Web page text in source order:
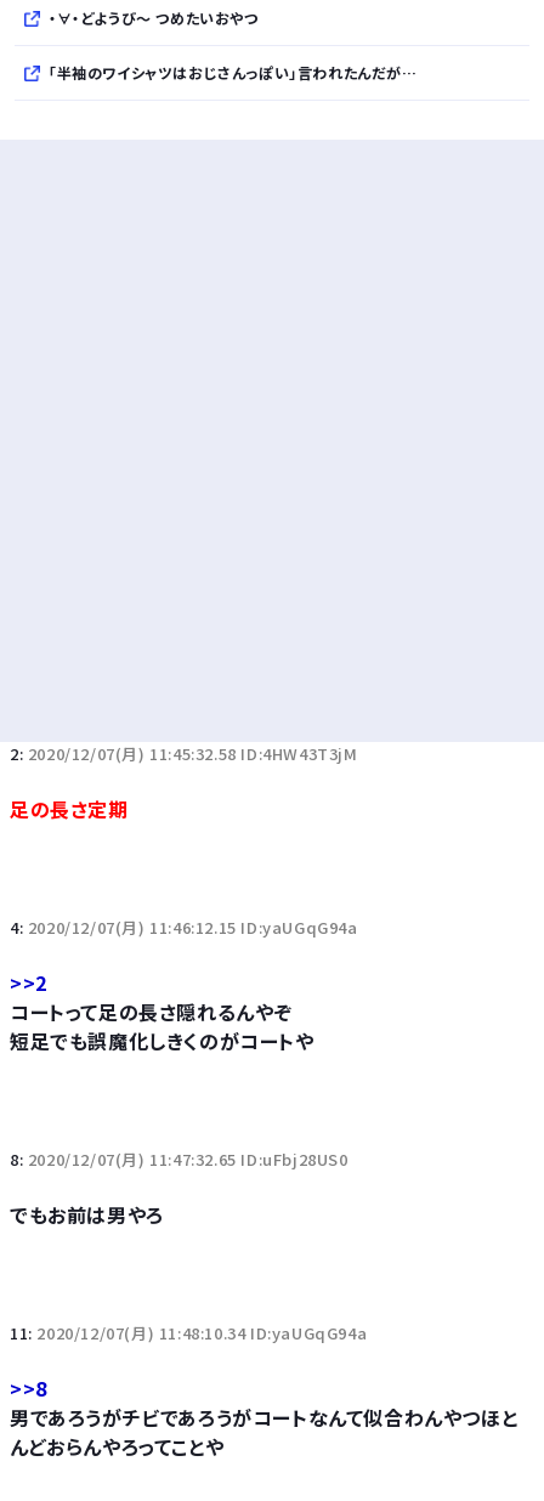
・∀・どようび～ つめたいおやつ
「半袖のワイシャツはおじさんっぽい」言われたんだが…
2: 2020/12/07(月) 11:45:32.58 ID:4HW43T3jM
足の長さ定期
4: 2020/12/07(月) 11:46:12.15 ID:yaUGqG94a
>>2
コートって足の長さ隠れるんやぞ
短足でも誤魔化しきくのがコートや
8: 2020/12/07(月) 11:47:32.65 ID:uFbj28US0
でもお前は男やろ
11: 2020/12/07(月) 11:48:10.34 ID:yaUGqG94a
>>8
男であろうがチビであろうがコートなんて似合わんやつほと
んどおらんやろってことや